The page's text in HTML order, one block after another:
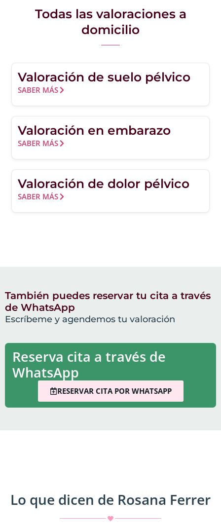
Todas las valoraciones a
domicilio
Valoración de suelo pélvico
SABER MÁS
Valoración en embarazo
SABER MÁS
Valoración de dolor pélvico
SABER MÁS
También puedes reservar tu cita a través
de WhatsApp
Escríbeme y agendemos tu valoración
Reserva cita a través de
WhatsApp
RESERVAR CITA POR WHATSAPP
Lo que dicen de Rosana Ferrer